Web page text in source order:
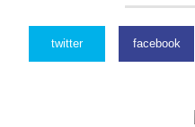
twitter facebook